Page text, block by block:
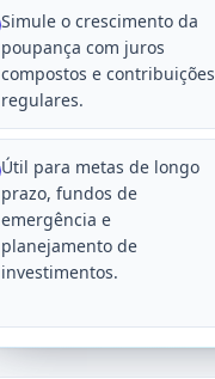
Simule o crescimento da
poupança com juros
compostos e contribuições
regulares.
Útil para metas de longo
prazo, fundos de
emergência e
planejamento de
investimentos.